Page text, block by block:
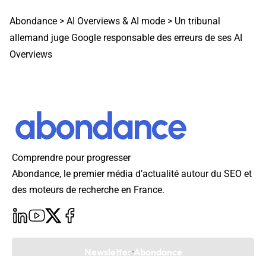
Abondance > AI Overviews & AI mode > Un tribunal
allemand juge Google responsable des erreurs de ses AI
Overviews
Comprendre pour progresser
Abondance, le premier média d’actualité autour du SEO et
des moteurs de recherche en France.
Newsletter Abondance